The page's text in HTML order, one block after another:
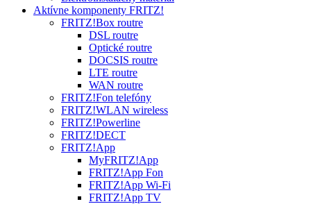
Aktívne komponenty FRITZ!
FRITZ!Box routre
DSL routre
Optické routre
DOCSIS routre
LTE routre
WAN routre
FRITZ!Fon telefóny
FRITZ!WLAN wireless
FRITZ!Powerline
FRITZ!DECT
FRITZ!App
MyFRITZ!App
FRITZ!App Fon
FRITZ!App Wi-Fi
FRITZ!App TV